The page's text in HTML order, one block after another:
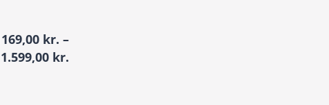
169,00 kr. –
1.599,00 kr.